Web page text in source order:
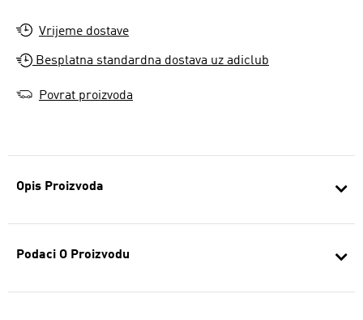
Opis Proizvoda
Podaci O Proizvodu
Vrijeme dostave
Besplatna standardna dostava uz adiclub
Povrat proizvoda